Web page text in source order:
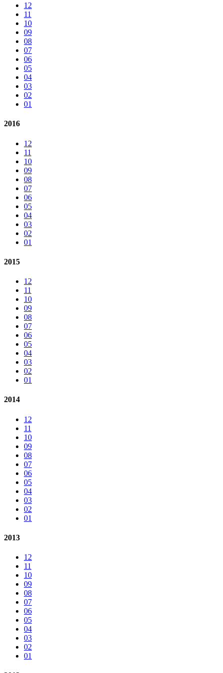
12
11
10
09
08
07
06
05
04
03
02
01
2016
12
11
10
09
08
07
06
05
04
03
02
01
2015
12
11
10
09
08
07
06
05
04
03
02
01
2014
12
11
10
09
08
07
06
05
04
03
02
01
2013
12
11
10
09
08
07
06
05
04
03
02
01